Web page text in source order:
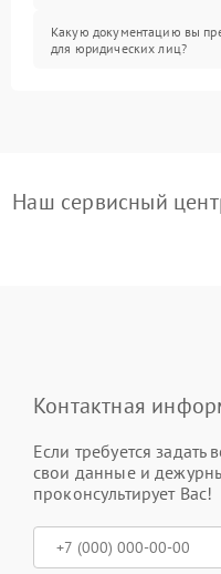
Какую документацию вы
для юридических лиц?
Наш сервисный
Контактная
Если требуется задать
свои данные и
проконсультирует Вас!